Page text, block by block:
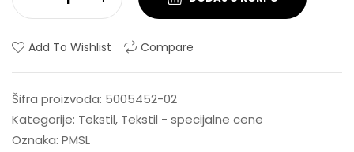
Add To Wishlist Compare
Šifra proizvoda: 5005452-02
Kategorije: Tekstil, Tekstil - specijalne cene
Oznaka: PMSL